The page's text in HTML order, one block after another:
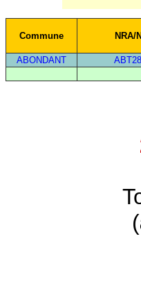
Commune NRA/
ABONDANT ABT28
(